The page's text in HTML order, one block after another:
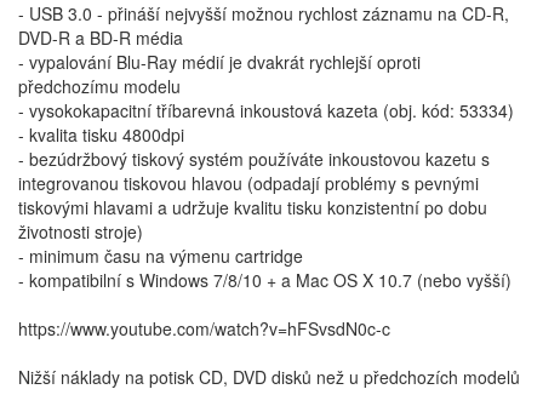
- USB 3.0 - přináší nejvyšší možnou rychlost záznamu na CD-R,
DVD-R a BD-R média
- vypalování Blu-Ray médií je dvakrát rychlejší oproti
předchozímu modelu
- vysokokapacitní tříbarevná inkoustová kazeta (obj. kód: 53334)
- kvalita tisku 4800dpi
- bezúdržbový tiskový systém používáte inkoustovou kazetu s
integrovanou tiskovou hlavou (odpadají problémy s pevnými
tiskovými hlavami a udržuje kvalitu tisku konzistentní po dobu
životnosti stroje)
- minimum času na výmenu cartridge
- kompatibilní s Windows 7/8/10 + a Mac OS X 10.7 (nebo vyšší)
https://www.youtube.com/watch?v=hFSvsdN0c-c
Nižší náklady na potisk CD, DVD disků než u předchozích modelů